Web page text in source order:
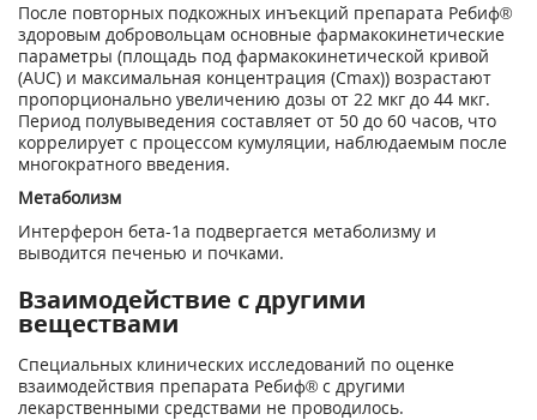
После повторных подкожных инъекций препарата Ребиф®
здоровым добровольцам основные фармакокинетические
параметры (площадь под фармакокинетической кривой
(AUC) и максимальная концентрация (Сmах)) возрастают
пропорционально увеличению дозы от 22 мкг до 44 мкг.
Период полувыведения составляет от 50 до 60 часов, что
коррелирует с процессом кумуляции, наблюдаемым после
многократного введения.
Метаболизм
Интерферон бета-1а подвергается метаболизму и
выводится печенью и почками.
Взаимодействие с другими
веществами
Специальных клинических исследований по оценке
взаимодействия препарата Ребиф® с другими
лекарственными средствами не проводилось.